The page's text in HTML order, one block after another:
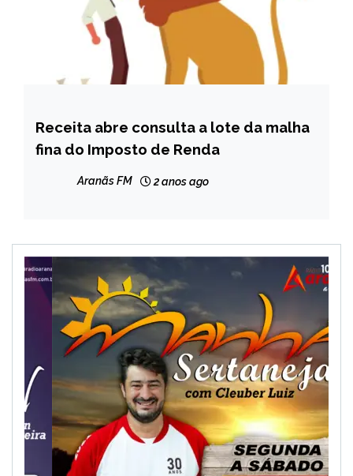
BRASIL
NOTÍCIAS
Receita abre consulta a lote da malha
fina do Imposto de Renda
Aranãs FM 2 anos ago